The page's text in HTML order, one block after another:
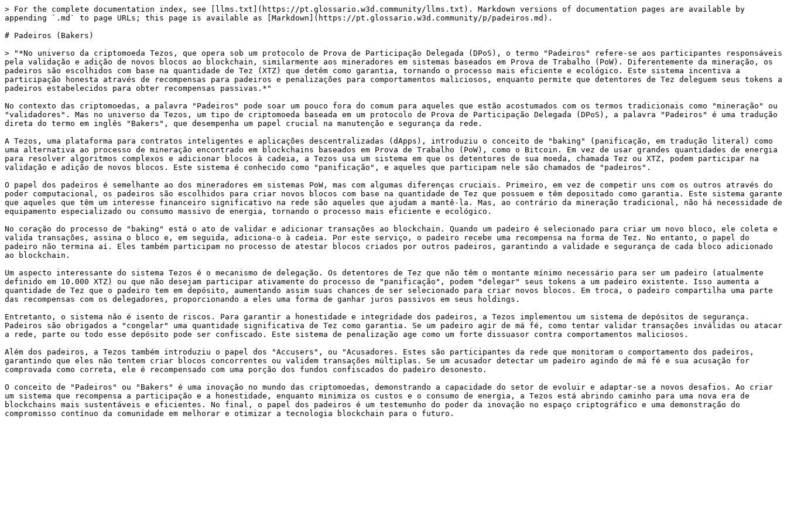
> For the complete documentation index, see [llms.txt](https://pt.glossario.w3d.community/llms.txt). Markdown versions of documentation pages are available by
appending `.md` to page URLs; this page is available as [Markdown](https://pt.glossario.w3d.community/p/padeiros.md).
# Padeiros (Bakers)
> "*No universo da criptomoeda Tezos, que opera sob um protocolo de Prova de Participação Delegada (DPoS), o termo "Padeiros" refere-se aos participantes responsáveis
​​pela validação e adição de novos blocos ao blockchain, similarmente aos mineradores em sistemas baseados em Prova de Trabalho (PoW). Diferentemente da mineração, os
padeiros são escolhidos com base na quantidade de Tez (XTZ) que detêm como garantia, tornando o processo mais eficiente e ecológico. Este sistema incentiva a
participação honesta através de recompensas para padeiros e penalizações para comportamentos maliciosos, enquanto permite que detentores de Tez deleguem seus tokens a
padeiros estabelecidos para obter recompensas passivas.*"
No contexto das criptomoedas, a palavra "Padeiros" pode soar um pouco fora do comum para aqueles que estão acostumados com os termos tradicionais como "mineração" ou
"validadores". Mas no universo da Tezos, um tipo de criptomoeda baseada em um protocolo de Prova de Participação Delegada (DPoS), a palavra "Padeiros" é uma tradução
direta do termo em inglês "Bakers", que desempenha um papel crucial na manutenção e segurança da rede.
A Tezos, uma plataforma para contratos inteligentes e aplicações descentralizadas (dApps), introduziu o conceito de "baking" (panificação, em tradução literal) como
uma alternativa ao processo de mineração encontrado em blockchains baseados em Prova de Trabalho (PoW), como o Bitcoin. Em vez de usar grandes quantidades de energia
para resolver algoritmos complexos e adicionar blocos à cadeia, a Tezos usa um sistema em que os detentores de sua moeda, chamada Tez ou XTZ, podem participar na
validação e adição de novos blocos. Este sistema é conhecido como "panificação", e aqueles que participam nele são chamados de "padeiros".
O papel dos padeiros é semelhante ao dos mineradores em sistemas PoW, mas com algumas diferenças cruciais. Primeiro, em vez de competir uns com os outros através do
poder computacional, os padeiros são escolhidos para criar novos blocos com base na quantidade de Tez que possuem e têm depositado como garantia. Este sistema garante
que aqueles que têm um interesse financeiro significativo na rede são aqueles que ajudam a mantê-la. Mas, ao contrário da mineração tradicional, não há necessidade de
equipamento especializado ou consumo massivo de energia, tornando o processo mais eficiente e ecológico.
No coração do processo de "baking" está o ato de validar e adicionar transações ao blockchain. Quando um padeiro é selecionado para criar um novo bloco, ele coleta e
valida transações, assina o bloco e, em seguida, adiciona-o à cadeia. Por este serviço, o padeiro recebe uma recompensa na forma de Tez. No entanto, o papel do
padeiro não termina aí. Eles também participam no processo de atestar blocos criados por outros padeiros, garantindo a validade e segurança de cada bloco adicionado
ao blockchain.
Um aspecto interessante do sistema Tezos é o mecanismo de delegação. Os detentores de Tez que não têm o montante mínimo necessário para ser um padeiro (atualmente
definido em 10.000 XTZ) ou que não desejam participar ativamente do processo de "panificação", podem "delegar" seus tokens a um padeiro existente. Isso aumenta a
quantidade de Tez que o padeiro tem em depósito, aumentando assim suas chances de ser selecionado para criar novos blocos. Em troca, o padeiro compartilha uma parte
das recompensas com os delegadores, proporcionando a eles uma forma de ganhar juros passivos em seus holdings.
Entretanto, o sistema não é isento de riscos. Para garantir a honestidade e integridade dos padeiros, a Tezos implementou um sistema de depósitos de segurança.
Padeiros são obrigados a "congelar" uma quantidade significativa de Tez como garantia. Se um padeiro agir de má fé, como tentar validar transações inválidas ou atacar
a rede, parte ou todo esse depósito pode ser confiscado. Este sistema de penalização age como um forte dissuasor contra comportamentos maliciosos.
Além dos padeiros, a Tezos também introduziu o papel dos "Accusers", ou "Acusadores. Estes são participantes da rede que monitoram o comportamento dos padeiros,
garantindo que eles não tentem criar blocos concorrentes ou validem transações múltiplas. Se um acusador detectar um padeiro agindo de má fé e sua acusação for
comprovada como correta, ele é recompensado com uma porção dos fundos confiscados do padeiro desonesto.
O conceito de "Padeiros" ou "Bakers" é uma inovação no mundo das criptomoedas, demonstrando a capacidade do setor de evoluir e adaptar-se a novos desafios. Ao criar
um sistema que recompensa a participação e a honestidade, enquanto minimiza os custos e o consumo de energia, a Tezos está abrindo caminho para uma nova era de
blockchains mais sustentáveis e eficientes. No final, o papel dos padeiros é um testemunho do poder da inovação no espaço criptográfico e uma demonstração do